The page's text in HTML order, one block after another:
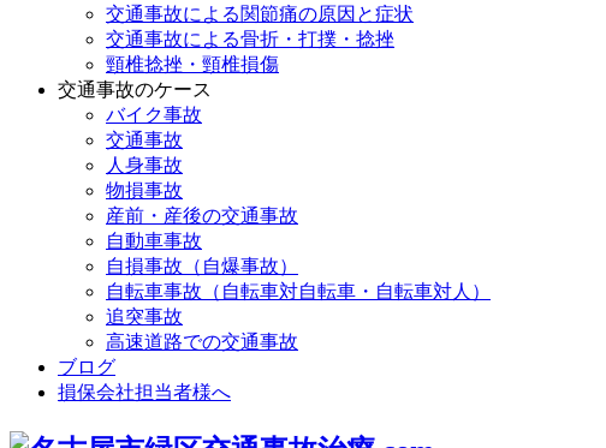
交通事故による関節痛の原因と症状
交通事故による骨折・打撲・捻挫
頸椎捻挫・頸椎損傷
交通事故のケース
バイク事故
交通事故
人身事故
物損事故
産前・産後の交通事故
自動車事故
自損事故（自爆事故）
自転車事故（自転車対自転車・自転車対人）
追突事故
高速道路での交通事故
ブログ
損保会社担当者様へ